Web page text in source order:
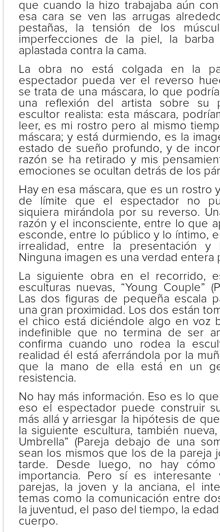
que cuando la hizo trabajaba aún
esa cara se ven las arrugas
pestañas, la tensión de los
imperfecciones de la piel, la barba
aplastada contra la cama.
La obra no está colgada en la
espectador pueda ver el reverso
se trata de una máscara, lo que
una reflexión del artista sobre su
escultor realista: esta máscara,
leer, es mi rostro pero al mismo
máscara; y está durmiendo, es la
estado de sueño profundo, y de
razón se ha retirado y mis
emociones se ocultan detrás de los
Hay en esa máscara, que es un rostro
de límite que el espectador no
siquiera mirándola por su reverso.
razón y el inconsciente, entre lo que
esconde, entre lo público y lo íntimo,
irrealidad, entre la presentación y
Ninguna imagen es una verdad entera
La siguiente obra en el recorrido,
esculturas nuevas, “Young Couple”
Las dos figuras de pequeña escala
una gran proximidad. Los dos están
el chico está diciéndole algo en voz
indefinible que no termina de ser
confirma cuando uno rodea la
realidad él está aferrándola por la
que la mano de ella está en un
resistencia.
No hay más información. Eso es lo
eso el espectador puede construir
más allá y arriesgar la hipótesis de
la siguiente escultura, también
Umbrella” (Pareja debajo de una
sean los mismos que los de la pareja
tarde. Desde luego, no hay
importancia. Pero sí es
parejas, la joven y la anciana, el
temas como la comunicación entre
la juventud, el paso del tiempo, la
cuerpo.